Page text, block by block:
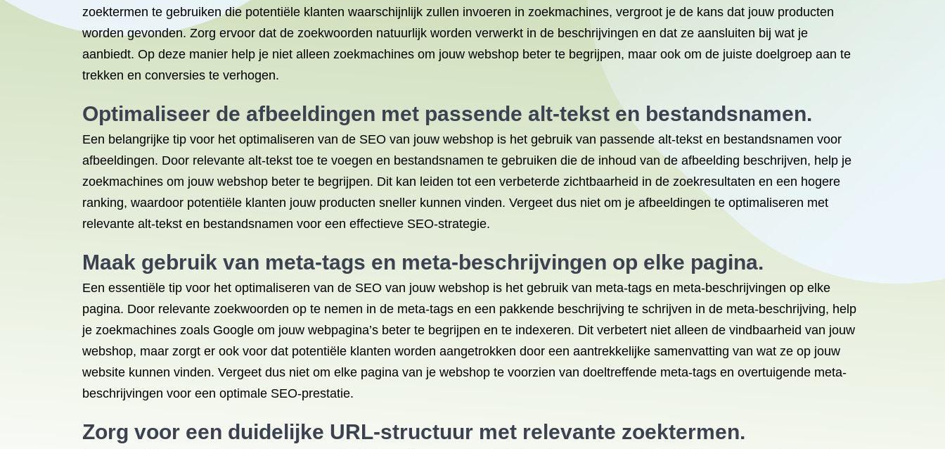
zoektermen te gebruiken die potentiële klanten waarschijnlijk zullen invoeren in zoekmachines, vergroot je de kans dat jouw producten
worden gevonden. Zorg ervoor dat de zoekwoorden natuurlijk worden verwerkt in de beschrijvingen en dat ze aansluiten bij wat je
aanbiedt. Op deze manier help je niet alleen zoekmachines om jouw webshop beter te begrijpen, maar ook om de juiste doelgroep aan te
trekken en conversies te verhogen.
Optimaliseer de afbeeldingen met passende alt-tekst en bestandsnamen.
Een belangrijke tip voor het optimaliseren van de SEO van jouw webshop is het gebruik van passende alt-tekst en bestandsnamen voor
afbeeldingen. Door relevante alt-tekst toe te voegen en bestandsnamen te gebruiken die de inhoud van de afbeelding beschrijven, help je
zoekmachines om jouw webshop beter te begrijpen. Dit kan leiden tot een verbeterde zichtbaarheid in de zoekresultaten en een hogere
ranking, waardoor potentiële klanten jouw producten sneller kunnen vinden. Vergeet dus niet om je afbeeldingen te optimaliseren met
relevante alt-tekst en bestandsnamen voor een effectieve SEO-strategie.
Maak gebruik van meta-tags en meta-beschrijvingen op elke pagina.
Een essentiële tip voor het optimaliseren van de SEO van jouw webshop is het gebruik van meta-tags en meta-beschrijvingen op elke
pagina. Door relevante zoekwoorden op te nemen in de meta-tags en een pakkende beschrijving te schrijven in de meta-beschrijving, help
je zoekmachines zoals Google om jouw webpagina’s beter te begrijpen en te indexeren. Dit verbetert niet alleen de vindbaarheid van jouw
webshop, maar zorgt er ook voor dat potentiële klanten worden aangetrokken door een aantrekkelijke samenvatting van wat ze op jouw
website kunnen vinden. Vergeet dus niet om elke pagina van je webshop te voorzien van doeltreffende meta-tags en overtuigende meta-
beschrijvingen voor een optimale SEO-prestatie.
Zorg voor een duidelijke URL-structuur met relevante zoektermen.